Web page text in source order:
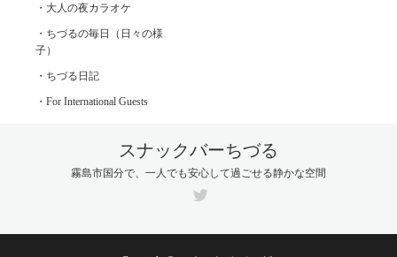
・大人の夜カラオケ
・ちづるの毎日（日々の様
子）
・ちづる日記
・For International Guests
スナックバーちづる
霧島市国分で、一人でも安心して過ごせる静かな空間